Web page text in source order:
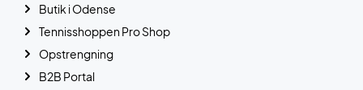
Butik i Odense
Tennisshoppen Pro Shop
Opstrengning
B2B Portal